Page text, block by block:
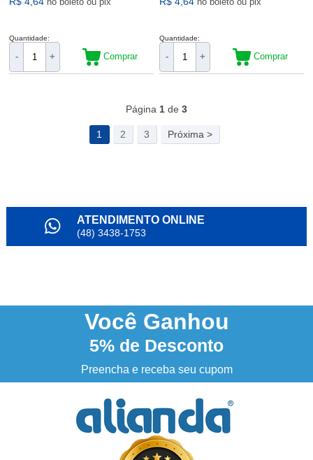
Quantidade:
- + Comprar
Quantidade:
- + Comprar
Página 1de 3
1 2 3 Próxima >
ATENDIMENTO ONLINE
(48) 3438-1753
NOSSO INSTAGRAM @alianda_oficial
3% DESCONTO à vista no boleto ou pix
Você Ganhou
5% de Desconto
Preencha e receba seu cupom